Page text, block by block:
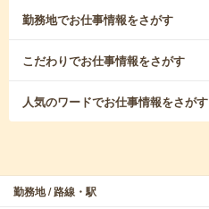
勤務地でお仕事情報をさがす
こだわりでお仕事情報をさがす
人気のワードでお仕事情報をさがす
勤務地 / 路線・駅